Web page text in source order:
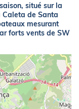
situé sur la
de Santa
mesurant
forts vents de SW